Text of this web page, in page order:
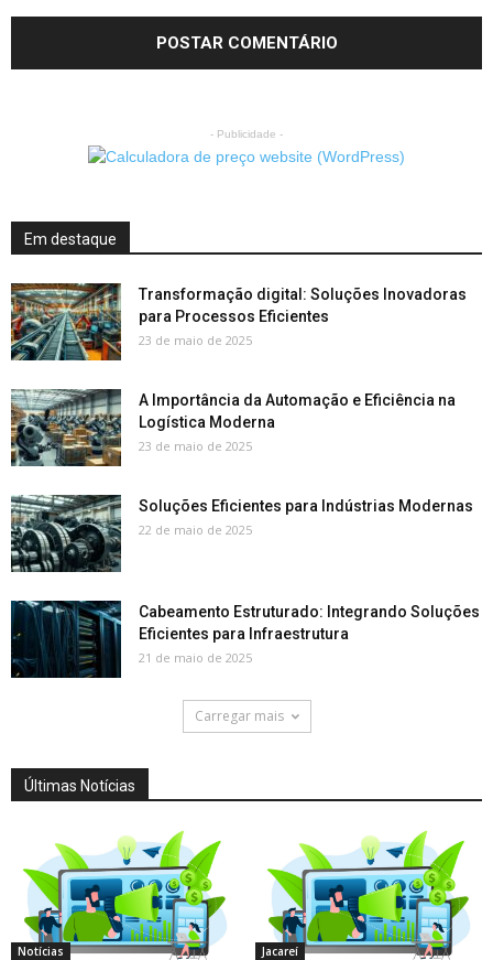
- Publicidade -
Em destaque
Transformação digital: Soluções Inovadoras
para Processos Eficientes
23 de maio de 2025
A Importância da Automação e Eficiência na
Logística Moderna
23 de maio de 2025
Soluções Eficientes para Indústrias Modernas
22 de maio de 2025
Cabeamento Estruturado: Integrando Soluções
Eficientes para Infraestrutura
21 de maio de 2025
Carregar mais
Últimas Notícias
Notícias Jacareí